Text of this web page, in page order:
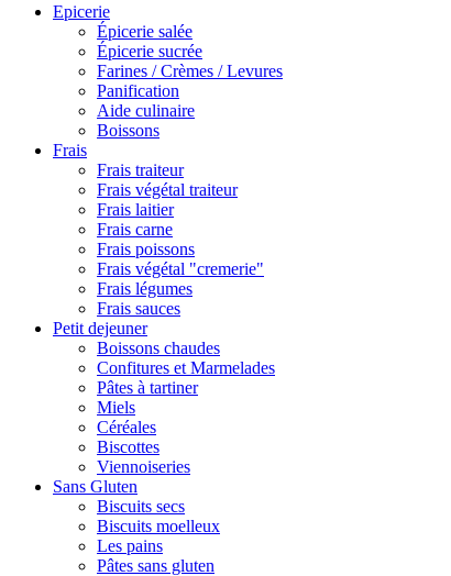
Epicerie
Épicerie salée
Épicerie sucrée
Farines / Crèmes / Levures
Panification
Aide culinaire
Boissons
Frais
Frais traiteur
Frais végétal traiteur
Frais laitier
Frais carne
Frais poissons
Frais végétal "cremerie"
Frais légumes
Frais sauces
Petit dejeuner
Boissons chaudes
Confitures et Marmelades
Pâtes à tartiner
Miels
Céréales
Biscottes
Viennoiseries
Sans Gluten
Biscuits secs
Biscuits moelleux
Les pains
Pâtes sans gluten